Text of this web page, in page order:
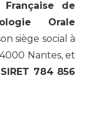
Française de
Orale
siège social à
Nantes, et
SIRET 784 856